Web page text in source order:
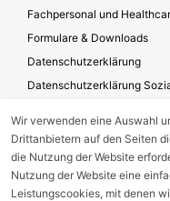
Fachpersonal und
Formulare & Downloads
Datenschutzerklärung
Datenschutzerklärung
Impressum
Wir verwenden eine Auswahl
Drittanbietern auf den Seiten
die Nutzung der Website
Nutzung der Website eine
Leistungscookies, mit denen